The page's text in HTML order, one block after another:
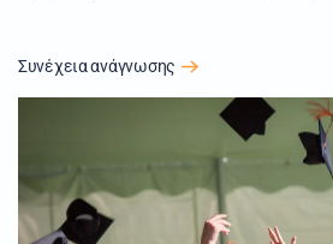
Συνέχεια ανάγνωσης